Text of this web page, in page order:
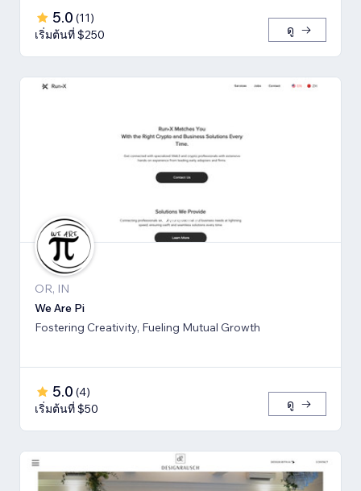
5.0 (11)
เริ่มต้นที่ $250
ดู
OR, IN
We Are Pi
Fostering Creativity, Fueling Mutual Growth
5.0 (4)
เริ่มต้นที่ $50
ดู